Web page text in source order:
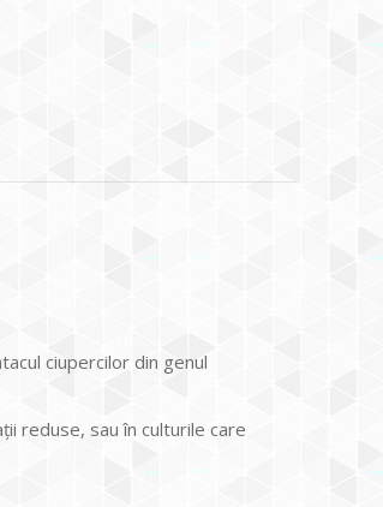
ciupercilor din genul
reduse, sau în culturile care